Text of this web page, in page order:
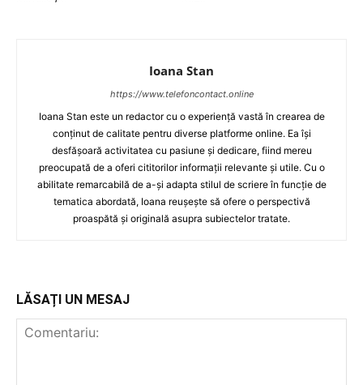
Ioana Stan
https://www.telefoncontact.online
Ioana Stan este un redactor cu o experiență vastă în crearea de
conținut de calitate pentru diverse platforme online. Ea își
desfășoară activitatea cu pasiune și dedicare, fiind mereu
preocupată de a oferi cititorilor informații relevante și utile. Cu o
abilitate remarcabilă de a-și adapta stilul de scriere în funcție de
tematica abordată, Ioana reușește să ofere o perspectivă
proaspătă și originală asupra subiectelor tratate.
LĂSAȚI UN MESAJ